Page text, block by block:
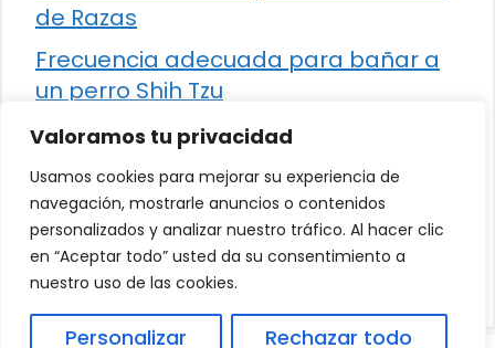
Valoramos tu privacidad
Usamos cookies para mejorar su experiencia de
navegación, mostrarle anuncios o contenidos
personalizados y analizar nuestro tráfico. Al hacer clic
en “Aceptar todo” usted da su consentimiento a
nuestro uso de las cookies.
Personalizar Rechazar todo
de Razas
Frecuencia adecuada para bañar a
un perro Shih Tzu
Comparación entre Apache Storm y
Spark Streaming
Cómo detener la diarrea en un gato
¿Los frutos rojos son seguros para
que los perros los consuman?